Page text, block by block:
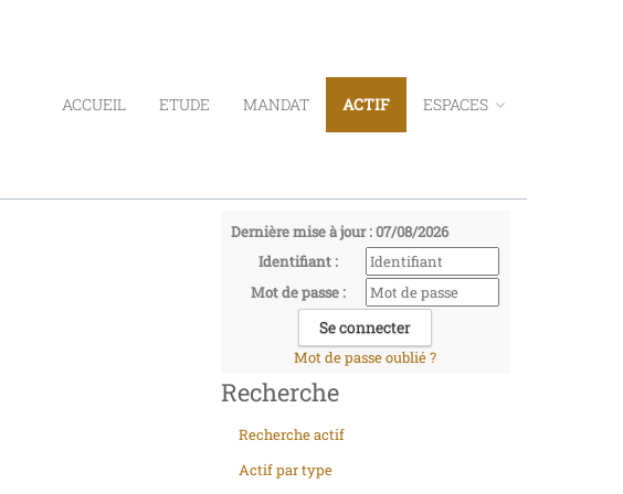
ACCUEIL ETUDE MANDAT ACTIF ESPACES
Dernière mise à jour : 07/08/2026
Identifiant :
Mot de passe :
Mot de passe oublié ?
Recherche
Recherche actif
Actif par type